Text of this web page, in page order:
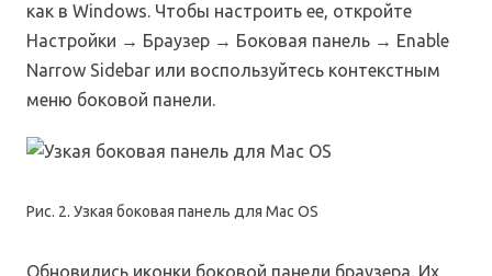
как в Windows. Чтобы настроить ее, откройте
Настройки → Браузер → Боковая панель → Enable
Narrow Sidebar или воспользуйтесь контекстным
меню боковой панели.
Рис. 2. Узкая боковая панель для Mac OS
Обновились иконки боковой панели браузера. Их